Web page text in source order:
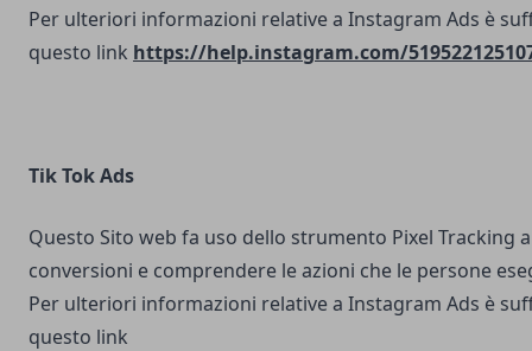
Per ulteriori informazioni relative a Instagram Ads è
questo link https://help.instagram.com/
Tik Tok Ads
Questo Sito web fa uso dello strumento Pixel Tracking
conversioni e comprendere le azioni che le persone
Per ulteriori informazioni relative a Instagram Ads è
questo link